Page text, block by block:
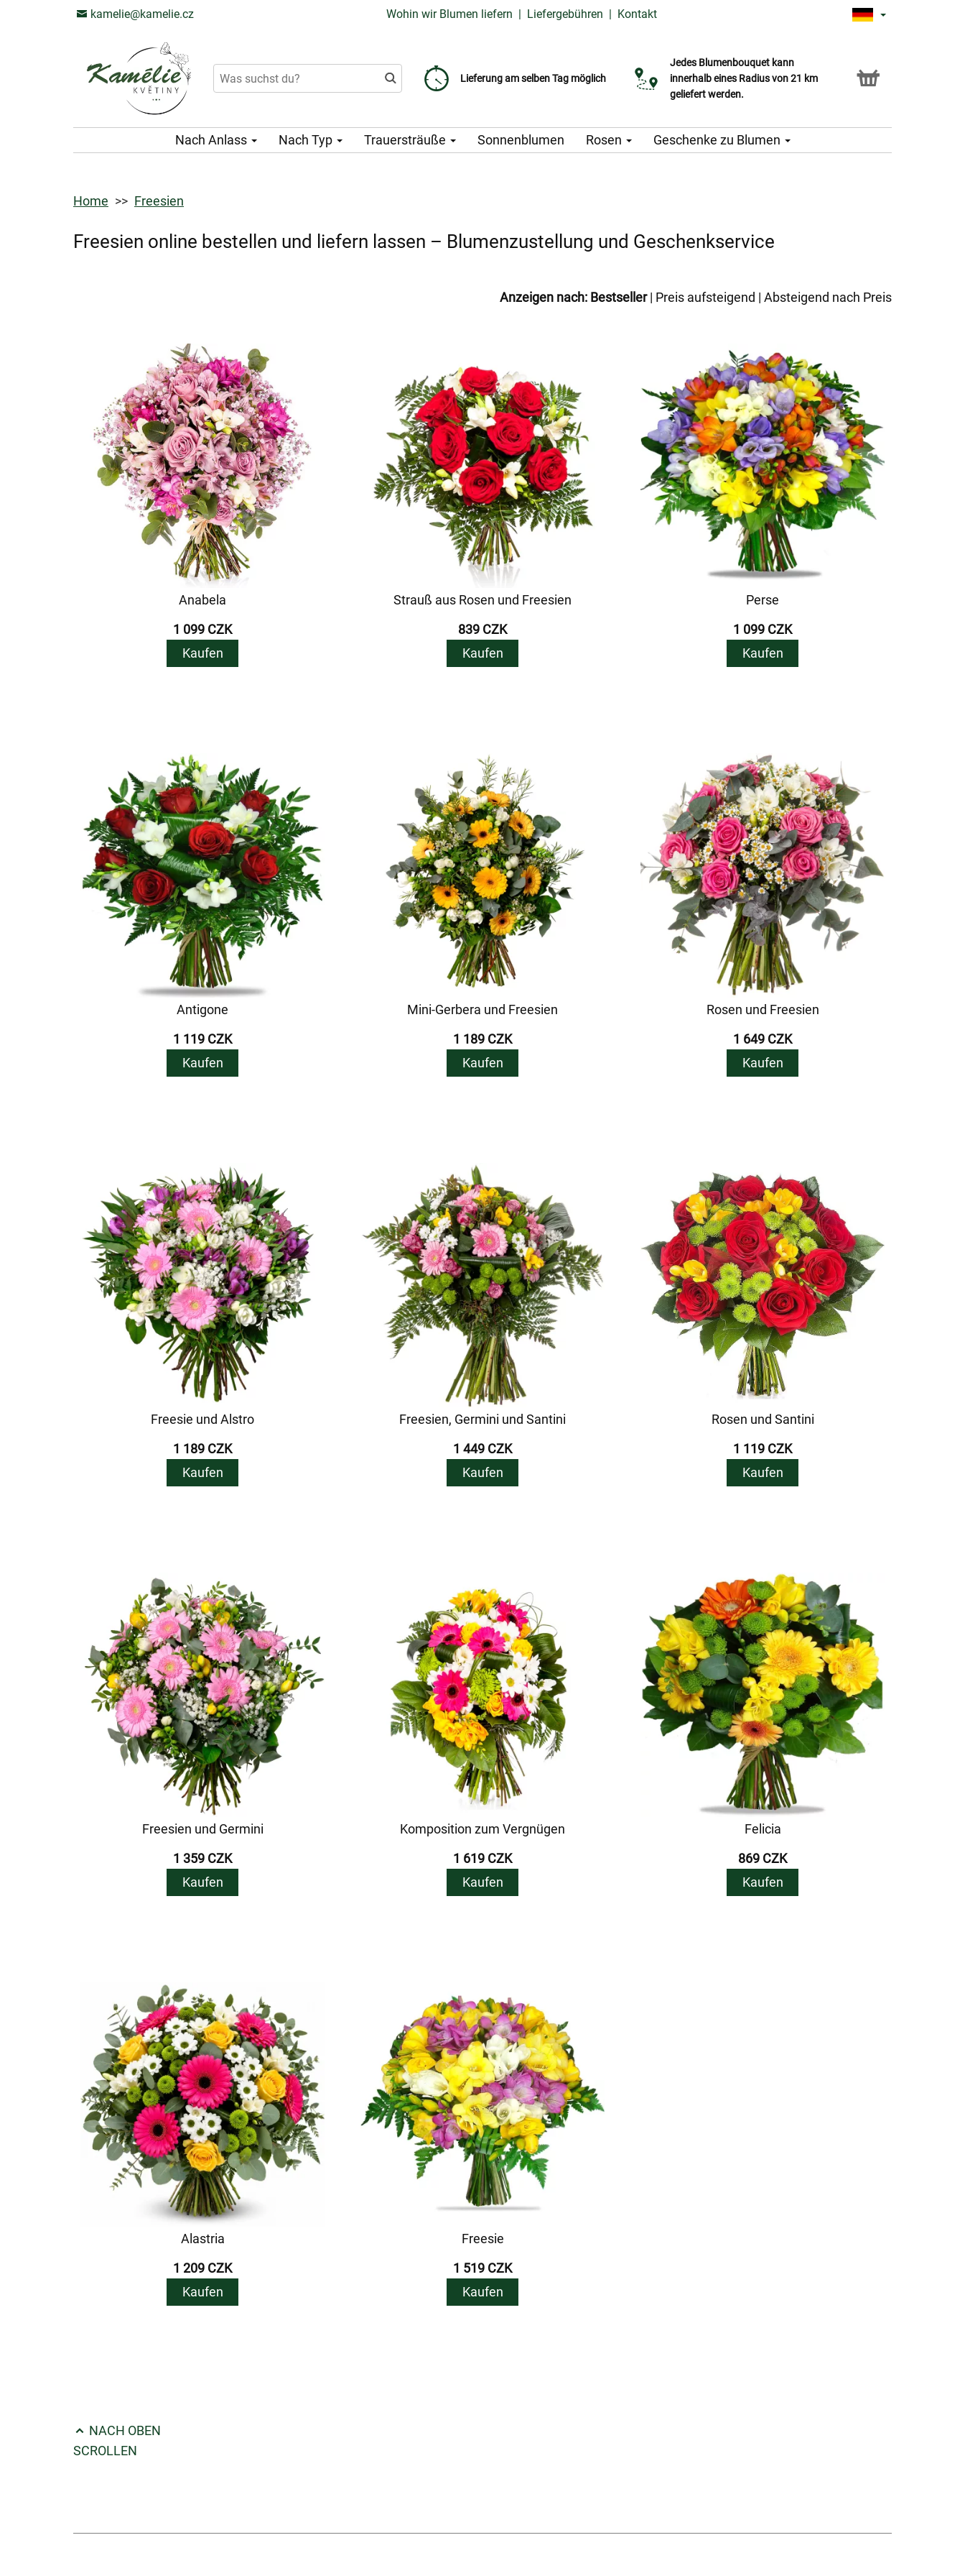
kamelie@kamelie.cz Wohin wir Blumen liefern | Liefergebühren | Kontakt
Lieferung am selben Tag möglich
Liefergebühr ab 99 CZK
Wählen Sie Ihr Lieferdatum
Jedes Blumenbouquet kann
innerhalb eines Radius von 21 km
geliefert werden.
Click & Collect Service
Nach Anlass Nach Typ Trauersträuße Sonnenblumen Rosen Geschenke zu Blumen
Home Freesien
Freesien online bestellen und liefern lassen – Blumenzustellung und Geschenkservice
Anzeigen nach: Bestseller| Preis aufsteigend | Absteigend nach Preis
Anabela
1 099 CZK
Kaufen
Strauß aus Rosen und Freesien
839 CZK
Kaufen
Perse
1 099 CZK
Kaufen
Antigone
1 119 CZK
Kaufen
Mini-Gerbera und Freesien
1 189 CZK
Kaufen
Rosen und Freesien
1 649 CZK
Kaufen
Freesie und Alstro
1 189 CZK
Kaufen
Freesien, Germini und Santini
1 449 CZK
Kaufen
Rosen und Santini
1 119 CZK
Kaufen
Freesien und Germini
1 359 CZK
Kaufen
Komposition zum Vergnügen
1 619 CZK
Kaufen
Felicia
869 CZK
Kaufen
Alastria
1 209 CZK
Kaufen
Freesie
1 519 CZK
Kaufen
NACH OBEN
SCROLLEN